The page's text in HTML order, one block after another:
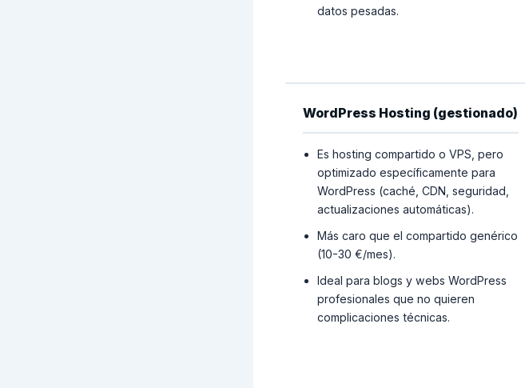
datos pesadas.
WordPress Hosting (gestionado)
Es hosting compartido o VPS, pero
optimizado específicamente para
WordPress (caché, CDN, seguridad,
actualizaciones automáticas).
Más caro que el compartido genérico
(10-30 €/mes).
Ideal para blogs y webs WordPress
profesionales que no quieren
complicaciones técnicas.